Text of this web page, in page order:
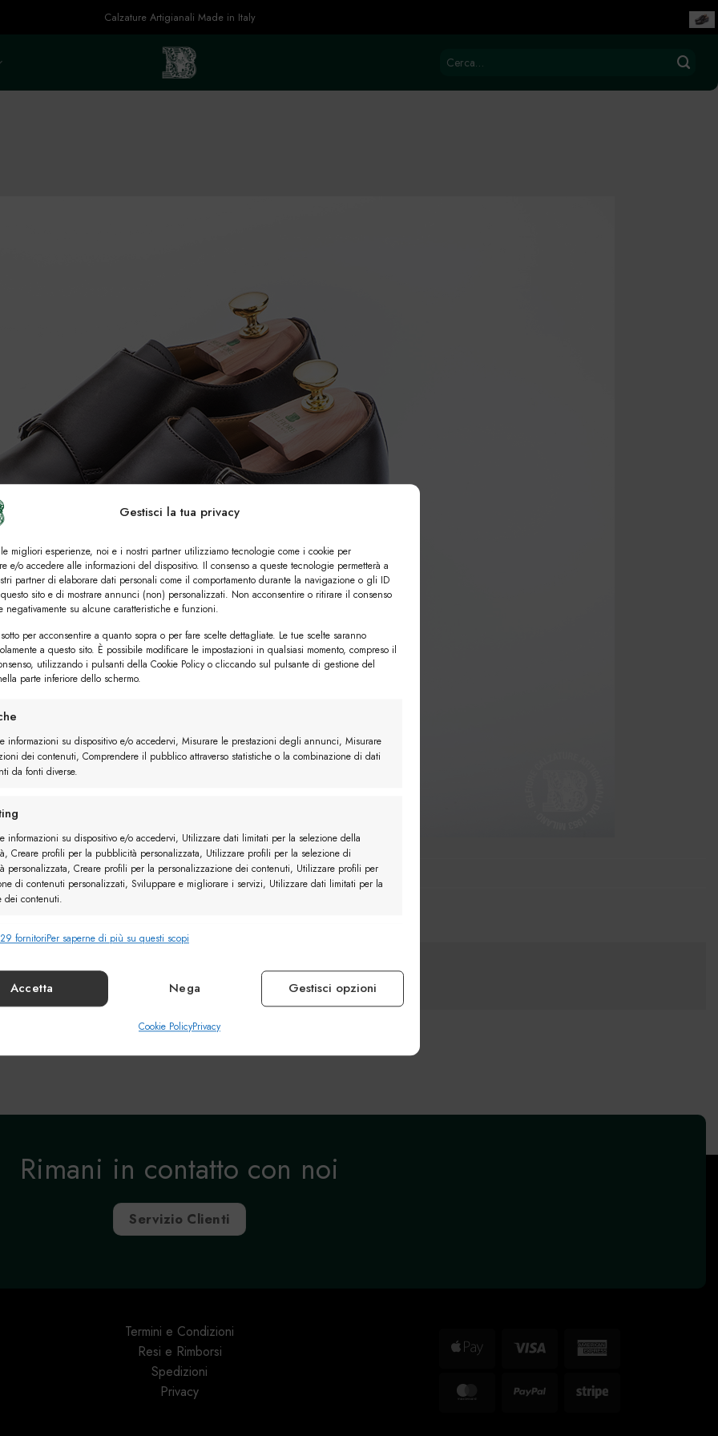
Gestisci la tua privacy
migliori esperienze, noi e i nostri partner utilizziamo tecnologie come i cookie per
e/o accedere alle informazioni del dispositivo. Il consenso a queste tecnologie permetterà a
partner di elaborare dati personali come il comportamento durante la navigazione o gli ID
sito e di mostrare annunci (non) personalizzati. Non acconsentire o ritirare il consenso
negativamente su alcune caratteristiche e funzioni.
per acconsentire a quanto sopra o per fare scelte dettagliate. Le tue scelte saranno
a questo sito. È possibile modificare le impostazioni in qualsiasi momento, compreso il
utilizzando i pulsanti della Cookie Policy o cliccando sul pulsante di gestione del
parte inferiore dello schermo.
informazioni su dispositivo e/o accedervi, Misurare le prestazioni degli annunci, Misurare
dei contenuti, Comprendere il pubblico attraverso statistiche o la combinazione di dati
da fonti diverse.
informazioni su dispositivo e/o accedervi, Utilizzare dati limitati per la selezione della
Creare profili per la pubblicità personalizzata, Utilizzare profili per la selezione di
personalizzata, Creare profili per la personalizzazione dei contenuti, Utilizzare profili per
di contenuti personalizzati, Sviluppare e migliorare i servizi, Utilizzare dati limitati per la
dei contenuti.
Identificare i dispositivi in base alle informazioni trasmesse automaticamente.
la sicurezza, prevenire e rilevare frodi, correggere
fornitoriPer saperne di più su questi scopi
Accetta Nega Gestisci opzioni
Cookie PolicyPrivacy
Calzature Artigianali Made in Italy
Cerca:
Rimani in contatto con noi
Servizio Clienti
Termini e Condizioni
Resi e Rimborsi
Spedizioni
Privacy
Apple
Visa
American
MasterCard
Stripe